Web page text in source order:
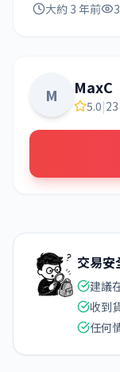
大約 3 年前
M MaxC
5.0|
交易安
建議
收到
任何